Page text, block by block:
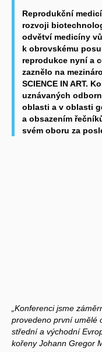
Reprodukční
rozvoji
odvětví medicíny
k obrovskému
reprodukce nyní a
zaznělo na
SCIENCE IN ART.
uznávaných
oblasti a v oblasti
a obsazením
svém oboru za
„Konferenci jsme
provedeno první umělé
střední a východní
kořeny Johann Gregor